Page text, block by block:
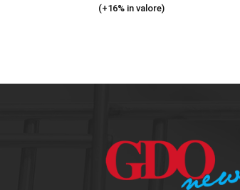
(+16% in valore)